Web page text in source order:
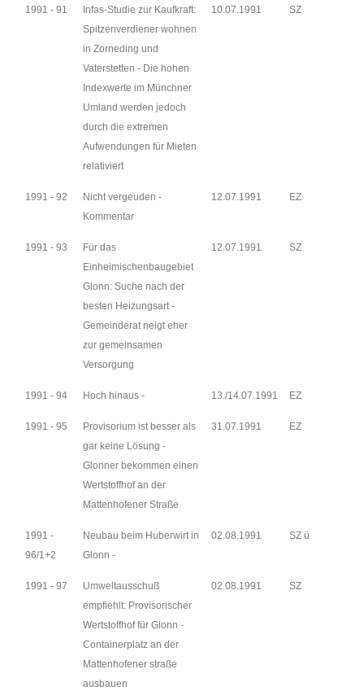
1991 - 91
Infas-Studie zur Kaufkraft:
Spitzenverdiener wohnen
in Zorneding und
Vaterstetten - Die hohen
Indexwerte im Münchner
Umland werden jedoch
durch die extremen
Aufwendungen für Mieten
relativiert
10.07.1991 SZ
1991 - 92
Nicht vergeuden -
Kommentar
12.07.1991 EZ
1991 - 93
Für das
Einheimischenbaugebiet
Glonn: Suche nach der
besten Heizungsart -
Gemeinderat neigt eher
zur gemeinsamen
Versorgung
12.07.1991 SZ
1991 - 94 Hoch hinaus - 13./14.07.1991 EZ
1991 - 95
Provisorium ist besser als
gar keine Lösung -
Glonner bekommen einen
Wertstoffhof an der
Mattenhofener Straße
31.07.1991 EZ
1991 -
96/1+2
Neubau beim Huberwirt in
Glonn -
02.08.1991 SZ ü
1991 - 97
Umweltausschuß
empfiehlt: Provisorischer
Wertstoffhof für Glonn -
Containerplatz an der
Mattenhofener straße
ausbauen
02.08.1991 SZ